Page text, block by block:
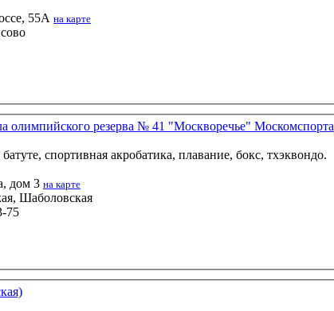
55А на карте
олимпийского резерва № 41 "Москворечье" Москомспорта
спортивная акробатика, плавание, бокс, тхэквондо.
дом 3 на карте
Шаболовская
75